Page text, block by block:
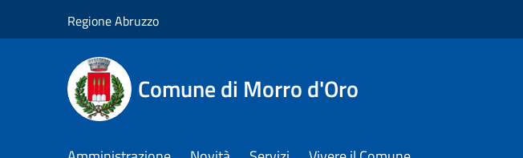
Regione Abruzzo
Comune di Morro d'Oro